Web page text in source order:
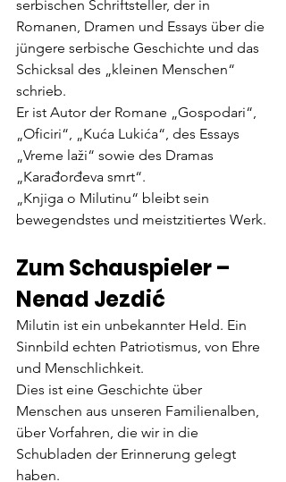
serbischen Schriftsteller, der in
Romanen, Dramen und Essays über die
jüngere serbische Geschichte und das
Schicksal des „kleinen Menschen“
schrieb.
Er ist Autor der Romane „Gospodari“,
„Oficiri“, „Kuća Lukića“, des Essays
„Vreme laži“ sowie des Dramas
„Karađorđeva smrt“.
„Knjiga o Milutinu“ bleibt sein
bewegendstes und meistzitiertes Werk.
Zum Schauspieler –
Nenad Jezdić
Milutin ist ein unbekannter Held. Ein
Sinnbild echten Patriotismus, von Ehre
und Menschlichkeit.
Dies ist eine Geschichte über
Menschen aus unseren Familienalben,
über Vorfahren, die wir in die
Schubladen der Erinnerung gelegt
haben.